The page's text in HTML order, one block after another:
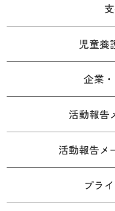
児童養
企業
活動報告
活動報告メ
プラ